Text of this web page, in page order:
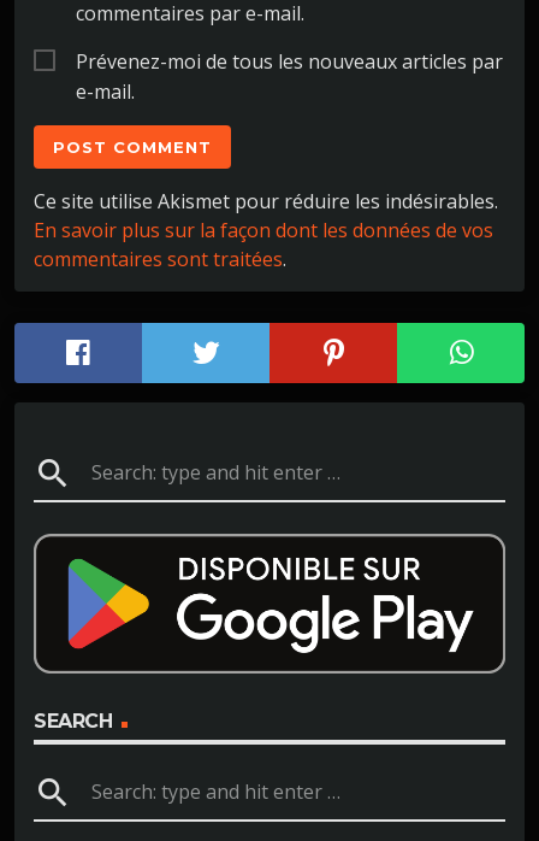
commentaires par e-mail.
Prévenez-moi de tous les nouveaux articles par
e-mail.
Ce site utilise Akismet pour réduire les indésirables.
En savoir plus sur la façon dont les données de vos
commentaires sont traitées.
search
SEARCH
search